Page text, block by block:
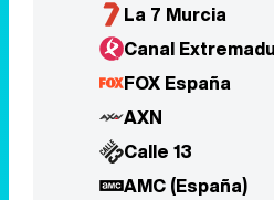
La 7 Murcia
Canal
FOX España
AXN
Calle 13
AMC (España)